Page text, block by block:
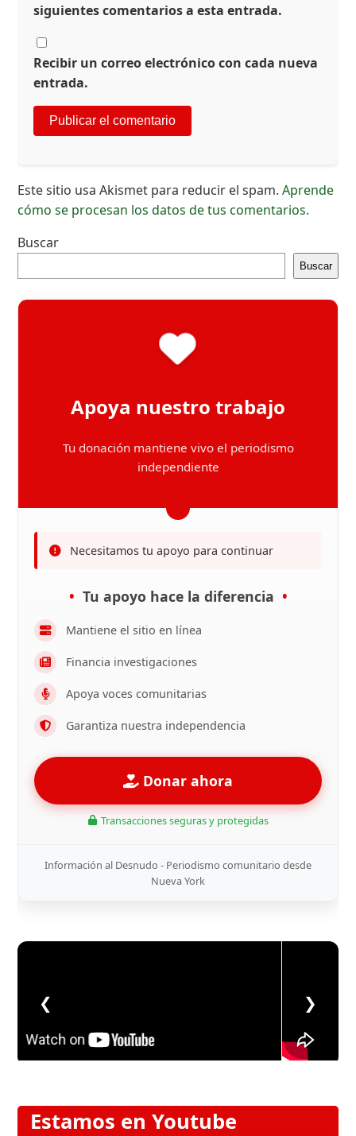
siguientes comentarios a esta entrada.
Recibir un correo electrónico con cada nueva
entrada.
Este sitio usa Akismet para reducir el spam.Aprende
cómo se procesan los datos de tus comentarios.
Buscar
Buscar
Apoya nuestro trabajo
Tu donación mantiene vivo el periodismo
independiente
Necesitamos tu apoyo para continuar
Tu apoyo hace la diferencia
Mantiene el sitio en línea
Financia investigaciones
Apoya voces comunitarias
Garantiza nuestra independencia
Donar ahora
Transacciones seguras y protegidas
Información al Desnudo - Periodismo comunitario desde
Nueva York
❮ ❯
Estamos en Youtube